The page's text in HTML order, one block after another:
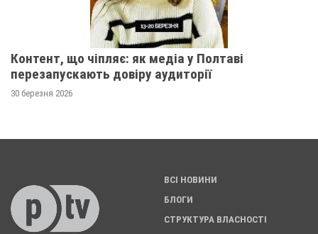
Контент, що чіпляє: як медіа у Полтаві
перезапускають довіру аудиторії
30 березня 2026
ВСІ НОВИНИ
БЛОГИ
СТРУКТУРА ВЛАСНОСТІ